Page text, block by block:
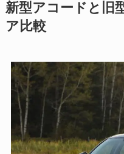
新型アコードと旧
ア比較